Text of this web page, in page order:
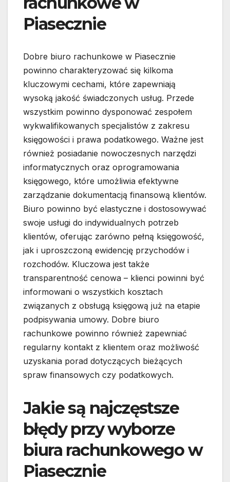
Piasecznie
Dobre biuro rachunkowe w Piasecznie
powinno charakteryzować się kilkoma
kluczowymi cechami, które zapewniają
wysoką jakość świadczonych usług. Przede
wszystkim powinno dysponować zespołem
wykwalifikowanych specjalistów z zakresu
księgowości i prawa podatkowego. Ważne jest
również posiadanie nowoczesnych narzędzi
informatycznych oraz oprogramowania
księgowego, które umożliwia efektywne
zarządzanie dokumentacją finansową klientów.
Biuro powinno być elastyczne i dostosowywać
swoje usługi do indywidualnych potrzeb
klientów, oferując zarówno pełną księgowość,
jak i uproszczoną ewidencję przychodów i
rozchodów. Kluczowa jest także
transparentność cenowa – klienci powinni być
informowani o wszystkich kosztach
związanych z obsługą księgową już na etapie
podpisywania umowy. Dobre biuro
rachunkowe powinno również zapewniać
regularny kontakt z klientem oraz możliwość
uzyskania porad dotyczących bieżących
spraw finansowych czy podatkowych.
Jakie są najczęstsze
błędy przy wyborze
biura rachunkowego w
Piasecznie